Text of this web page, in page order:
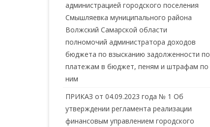
администрацией городского поселения
Смышляевка муниципального района
Волжский Самарской области
полномочий администратора доходов
бюджета по взысканию задолженности по
платежам в бюджет, пеням и штрафам по
ним
ПРИКАЗ от 04.09.2023 года № 1 Об
утверждении регламента реализации
финансовым управлением городского